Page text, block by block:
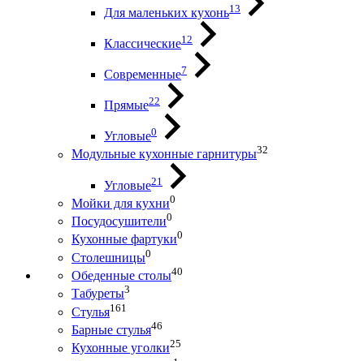
Для маленьких кухонь13
Классические12
Современные7
Прямые22
Угловые0
Модульные кухонные гарнитуры32
Угловые21
Мойки для кухни0
Посудосушители0
Кухонные фартуки0
Столешницы0
Обеденные столы40
Табуреты3
Стулья161
Барные стулья46
Кухонные уголки25